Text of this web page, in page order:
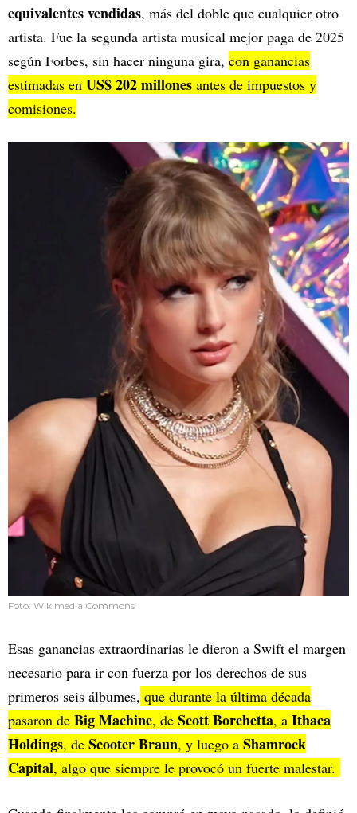
equivalentes vendidas, más del doble que cualquier otro
artista. Fue la segunda artista musical mejor paga de 2025
según Forbes, sin hacer ninguna gira, con ganancias
estimadas en US$ 202 millones antes de impuestos y
comisiones.
Foto: Wikimedia Commons
Esas ganancias extraordinarias le dieron a Swift el margen
necesario para ir con fuerza por los derechos de sus
primeros seis álbumes, que durante la última década
pasaron de Big Machine, de Scott Borchetta, a Ithaca
Holdings, de Scooter Braun, y luego a Shamrock
Capital, algo que siempre le provocó un fuerte malestar.